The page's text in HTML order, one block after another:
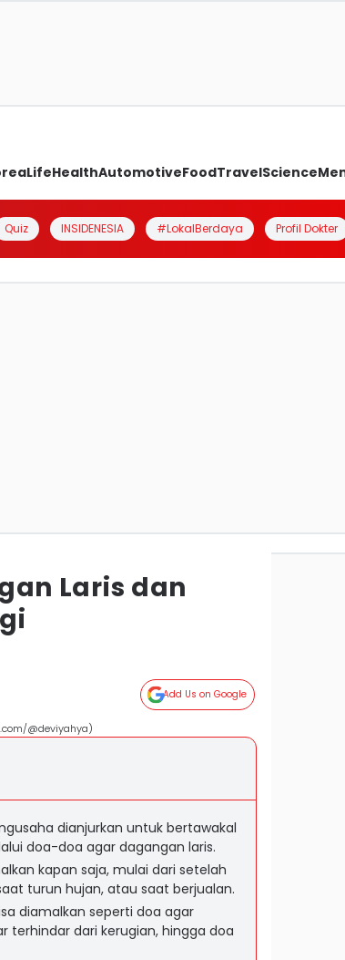
LifeHealthAutomotiveFoodTravelScience
Quiz INSIDENESIA #LokalBerdaya Profil Dokter
Laris dan
Add Us on Google
@deviyahya)
dianjurkan untuk bertawakal
doa-doa agar dagangan laris.
kapan saja, mulai dari setelah
turun hujan, atau saat berjualan.
diamalkan seperti doa agar
terhindar dari kerugian, hingga doa